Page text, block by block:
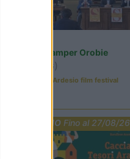
Area Sosta Camper Orobie
(BG)
Sacrae Scenae - Ardesio film festival
PROMOFino al 27/08/26